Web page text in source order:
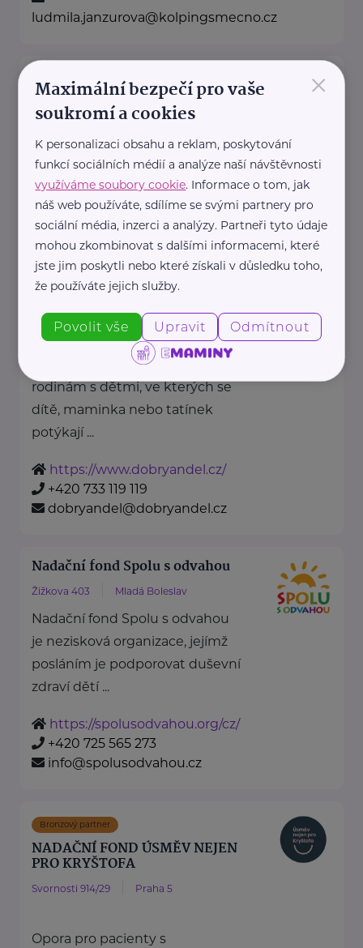
ludmila.janzurova@kolpingsmecno.cz
Městská nemocnice Ostrava, p.o.
Ostrava-město
Ministerstvo zdravotnictví ČR
Palackého náměstí 375/4 Praha 2
https://www.mzcr.cz/
+420 224 971 111
mzcr@mzcr.cz
Nadace Dobrý anděl
Holečkova 3331/37 Praha 5
Nadace Dobrý anděl pomáhá
rodinám s dětmi, ve kterých se
dítě, maminka nebo tatínek
potýkají ...
https://www.dobryandel.cz/
+420 733 119 119
dobryandel@dobryandel.cz
Nadační fond Spolu s odvahou
Žižkova 403 Mladá Boleslav
Nadační fond Spolu s odvahou
je nezisková organizace, jejímž
posláním je podporovat duševní
zdraví dětí ...
https://spolusodvahou.org/cz/
+420 725 565 273
info@spolusodvahou.cz
Bronzový partner
NADAČNÍ FOND ÚSMĚV NEJEN
PRO KRYŠTOFA
Svornosti 914/29 Praha 5
Opora pro pacienty s
×
Maximální bezpečí pro vaše
soukromí a cookies
K personalizaci obsahu a reklam, poskytování
funkcí sociálních médií a analýze naší návštěvnosti
využíváme soubory cookie. Informace o tom, jak
náš web používáte, sdílíme se svými partnery pro
sociální média, inzerci a analýzy. Partneři tyto údaje
mohou zkombinovat s dalšími informacemi, které
jste jim poskytli nebo které získali v důsledku toho,
že používáte jejich služby.
Povolit vše Upravit Odmítnout